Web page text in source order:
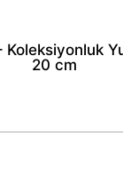
Koleksiyonluk
20 cm